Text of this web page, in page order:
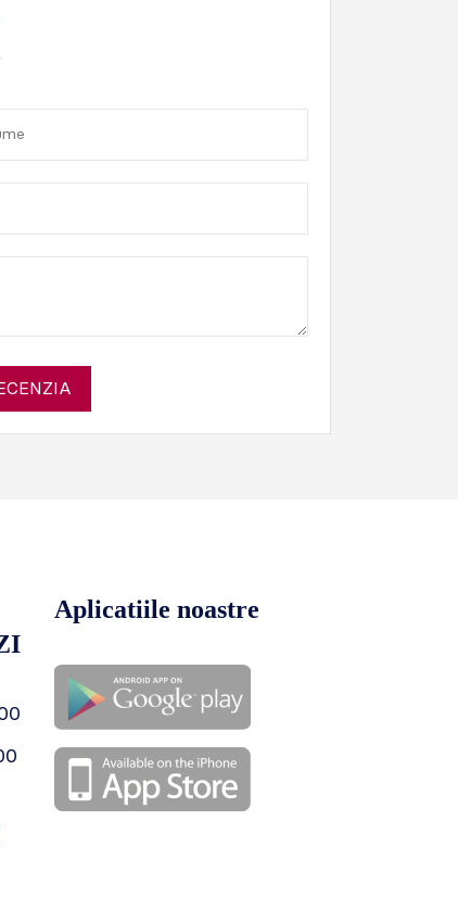
Aplicatiile noastre